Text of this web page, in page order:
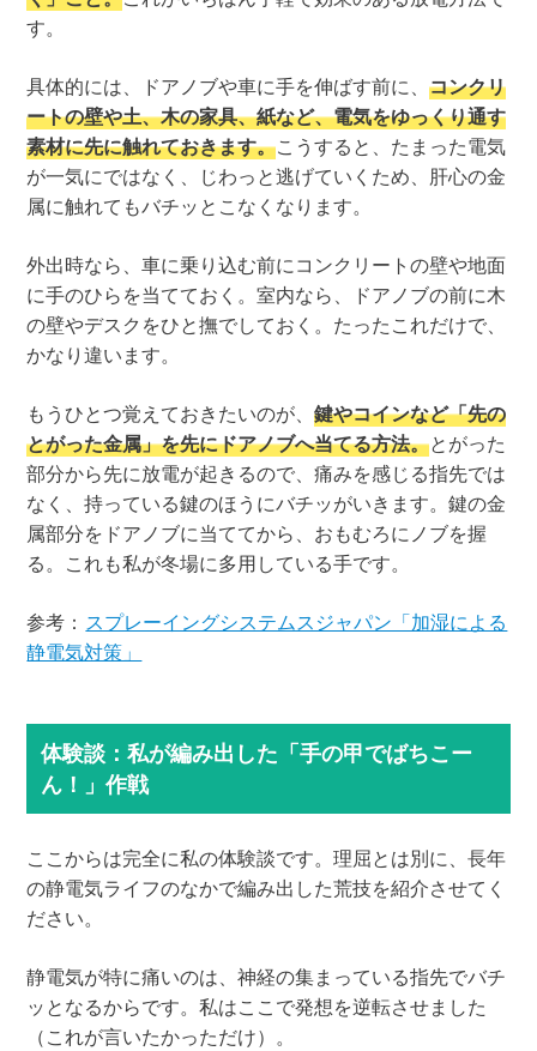
す。
具体的には、ドアノブや車に手を伸ばす前に、コンクリ
ートの壁や土、木の家具、紙など、電気をゆっくり通す
素材に先に触れておきます。こうすると、たまった電気
が一気にではなく、じわっと逃げていくため、肝心の金
属に触れてもバチッとこなくなります。
外出時なら、車に乗り込む前にコンクリートの壁や地面
に手のひらを当てておく。室内なら、ドアノブの前に木
の壁やデスクをひと撫でしておく。たったこれだけで、
かなり違います。
もうひとつ覚えておきたいのが、鍵やコインなど「先の
とがった金属」を先にドアノブへ当てる方法。とがった
部分から先に放電が起きるので、痛みを感じる指先では
なく、持っている鍵のほうにバチッがいきます。鍵の金
属部分をドアノブに当ててから、おもむろにノブを握
る。これも私が冬場に多用している手です。
参考： スプレーイングシステムスジャパン「加湿による
静電気対策」
体験談：私が編み出した「手の甲でばちこー
ん！」作戦
ここからは完全に私の体験談です。理屈とは別に、長年
の静電気ライフのなかで編み出した荒技を紹介させてく
ださい。
静電気が特に痛いのは、神経の集まっている指先でバチ
ッとなるからです。私はここで発想を逆転させました
（これが言いたかっただけ）。